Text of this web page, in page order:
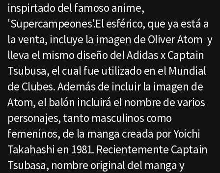
inspirtado del famoso anime,
'Supercampeones'.El esférico, que ya está a
la venta, incluye la imagen de Oliver Atom y
lleva el mismo diseño del Adidas x Captain
Tsubusa, el cual fue utilizado en el Mundial
de Clubes. Además de incluir la imagen de
Atom, el balón incluirá el nombre de varios
personajes, tanto masculinos como
femeninos, de la manga creada por Yoichi
Takahashi en 1981. Recientemente Captain
Tsubasa, nombre original del manga y